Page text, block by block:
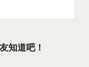
知道吧！